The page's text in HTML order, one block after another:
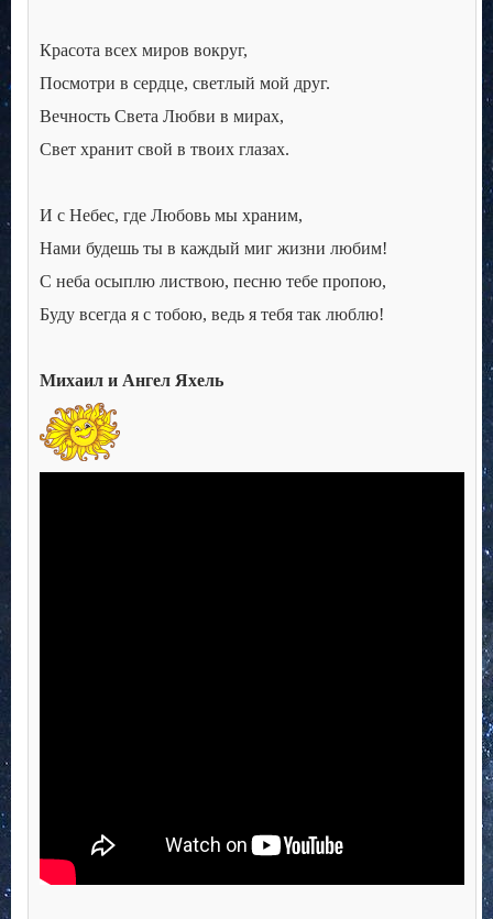
Красота всех миров вокруг,
Посмотри в сердце, светлый мой друг.
Вечность Света Любви в мирах,
Свет хранит свой в твоих глазах.
И с Небес, где Любовь мы храним,
Нами будешь ты в каждый миг жизни любим!
С неба осыплю листвою, песню тебе пропою,
Буду всегда я с тобою, ведь я тебя так люблю!
Михаил и Ангел Яхель